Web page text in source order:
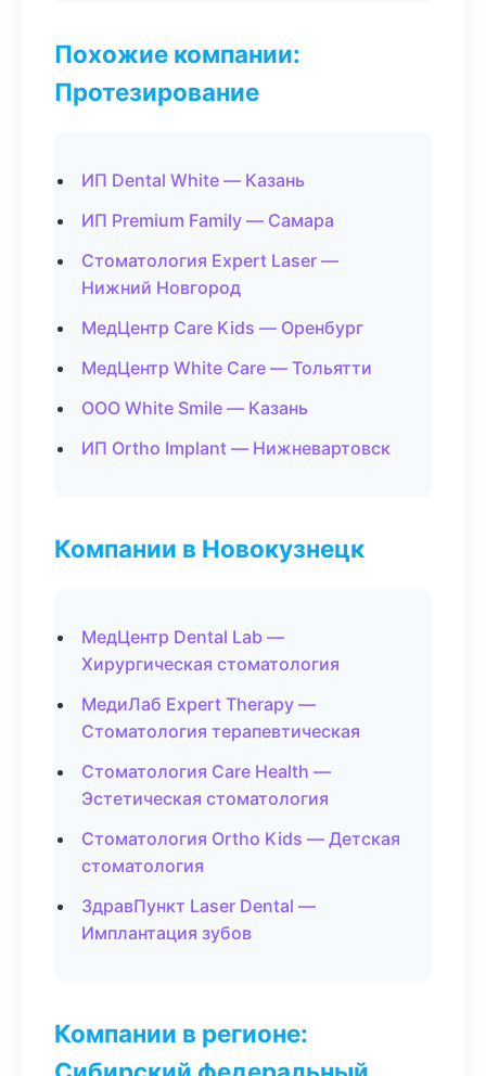
Похожие компании:
Протезирование
ИП Dental White — Казань
ИП Premium Family — Самара
Стоматология Expert Laser —
Нижний Новгород
МедЦентр Care Kids — Оренбург
МедЦентр White Care — Тольятти
ООО White Smile — Казань
ИП Ortho Implant — Нижневартовск
Компании в Новокузнецк
МедЦентр Dental Lab —
Хирургическая стоматология
МедиЛаб Expert Therapy —
Стоматология терапевтическая
Стоматология Care Health —
Эстетическая стоматология
Стоматология Ortho Kids — Детская
стоматология
ЗдравПункт Laser Dental —
Имплантация зубов
Компании в регионе: